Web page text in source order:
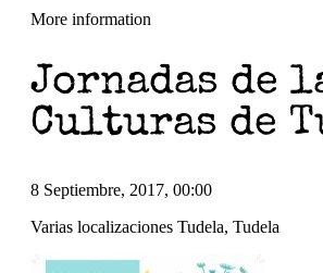
More information
Jornadas de
Culturas de
8 Septiembre, 2017, 00:00
Varias localizaciones Tudela, Tudela